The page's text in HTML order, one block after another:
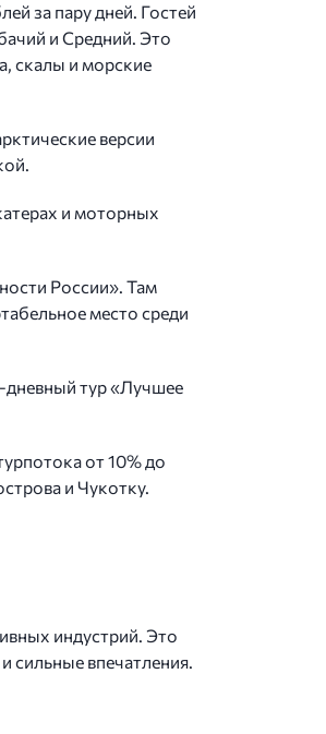
за пару дней. Гостей
и Средний. Это
скалы и морские
версии
и моторных
России». Там
место среди
дневный тур «Лучшее
от 10% до
и Чукотку.
индустрий. Это
сильные впечатления.